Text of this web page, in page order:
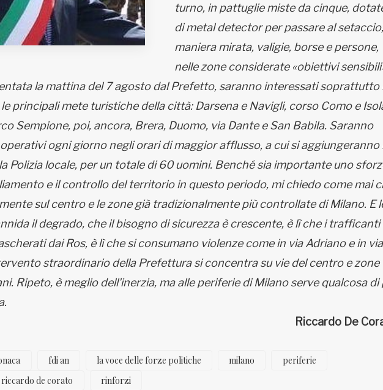
turno, in pattuglie miste da cinque,
di metal detector per passare al
maniera mirata, valigie, borse e persone,
nelle zone considerate «obiettivi
la mattina del 7 agosto dal Prefetto, saranno interessati soprattutto
principali mete turistiche della città: Darsena e Navigli, corso Como e
Sempione, poi, ancora, Brera, Duomo, via Dante e San Babila. Saranno
ogni giorno negli orari di maggior afflusso, a cui si aggiungeranno
Polizia locale, per un totale di 60 uomini. Benché sia importante uno
e il controllo del territorio in questo periodo, mi chiedo come mai
sul centro e le zone già tradizionalmente più controllate di Milano. E
il degrado, che il bisogno di sicurezza è crescente, è lì che i trafficanti
dai Ros, è lì che si consumano violenze come in via Adriano e in via
straordinario della Prefettura si concentra su vie del centro e zone
Ripeto, è meglio dell'inerzia, ma alle periferie di Milano serve qualcosa di
Riccardo De
fdi an la voce delle forze politiche milano
periferie
riccardo de corato rinforzi